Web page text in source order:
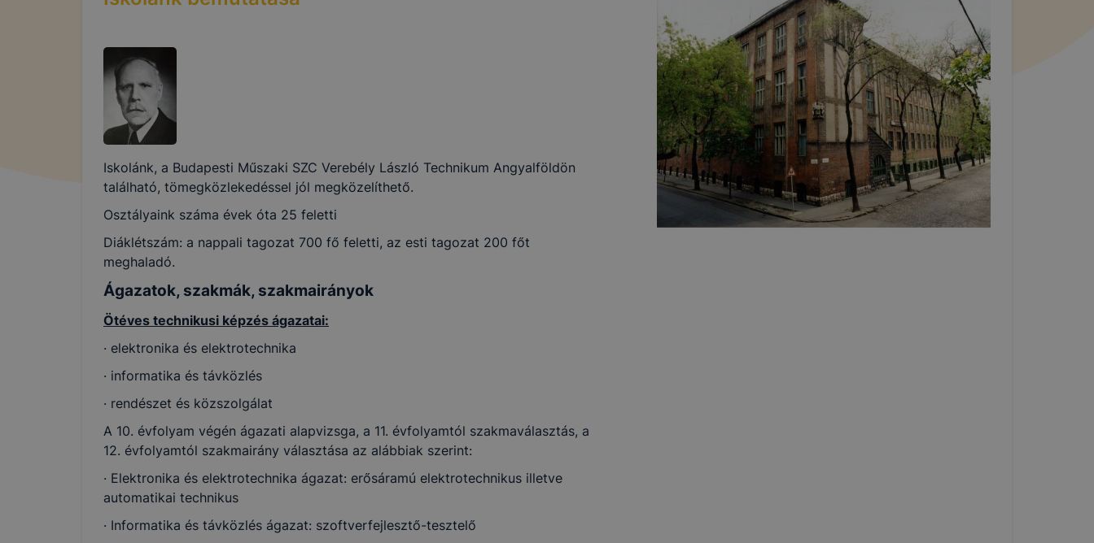
Iskolánk, a Budapesti Műszaki SZC Verebély László Technikum Angyalföldön
található, tömegközlekedéssel jól megközelíthető.
Osztályaink száma évek óta 25 feletti
Diáklétszám: a nappali tagozat 700 fő feletti, az esti tagozat 200 főt
meghaladó.
Ágazatok, szakmák, szakmairányok
Ötéves technikusi képzés ágazatai:
· elektronika és elektrotechnika
· informatika és távközlés
· rendészet és közszolgálat
A 10. évfolyam végén ágazati alapvizsga, a 11. évfolyamtól szakmaválasztás, a
12. évfolyamtól szakmairány választása az alábbiak szerint:
· Elektronika és elektrotechnika ágazat: erősáramú elektrotechnikus illetve
automatikai technikus
· Informatika és távközlés ágazat: szoftverfejlesztő-tesztelő